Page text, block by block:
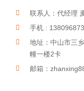
劳
联系人：代经理
手机 :
地址：中山市三
幢一楼2卡
邮箱：